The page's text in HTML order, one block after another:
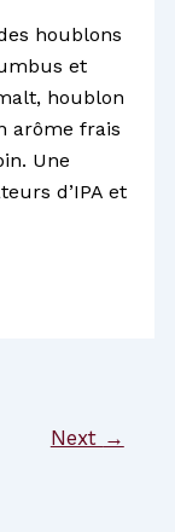
houblons
et
houblon
arôme frais
Une
d’IPA et
Next →